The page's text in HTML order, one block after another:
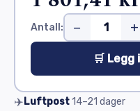
Antall: − +
🛒
✈️Luftpost14–21 dager